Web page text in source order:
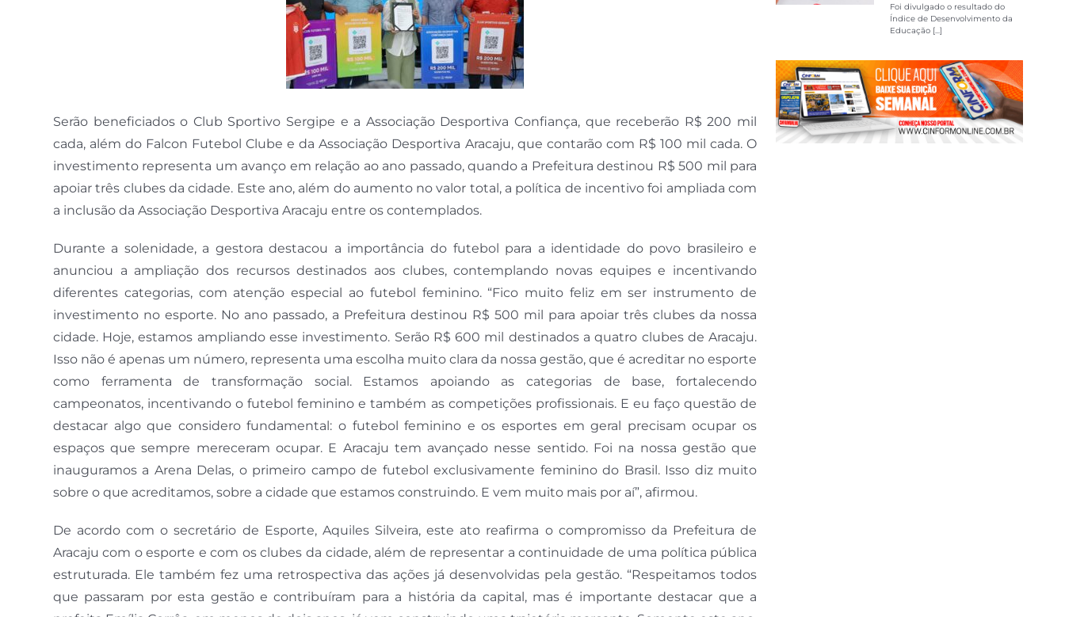
Serão beneficiados o Club Sportivo Sergipe e a Associação Desportiva Confiança, que receberão R$ 200 mil
cada, além do Falcon Futebol Clube e da Associação Desportiva Aracaju, que contarão com R$ 100 mil cada. O
investimento representa um avanço em relação ao ano passado, quando a Prefeitura destinou R$ 500 mil para
apoiar três clubes da cidade. Este ano, além do aumento no valor total, a política de incentivo foi ampliada com
a inclusão da Associação Desportiva Aracaju entre os contemplados.
Durante a solenidade, a gestora destacou a importância do futebol para a identidade do povo brasileiro e
anunciou a ampliação dos recursos destinados aos clubes, contemplando novas equipes e incentivando
diferentes categorias, com atenção especial ao futebol feminino. “Fico muito feliz em ser instrumento de
investimento no esporte. No ano passado, a Prefeitura destinou R$ 500 mil para apoiar três clubes da nossa
cidade. Hoje, estamos ampliando esse investimento. Serão R$ 600 mil destinados a quatro clubes de Aracaju.
Isso não é apenas um número, representa uma escolha muito clara da nossa gestão, que é acreditar no esporte
como ferramenta de transformação social. Estamos apoiando as categorias de base, fortalecendo
campeonatos, incentivando o futebol feminino e também as competições profissionais. E eu faço questão de
destacar algo que considero fundamental: o futebol feminino e os esportes em geral precisam ocupar os
espaços que sempre mereceram ocupar. E Aracaju tem avançado nesse sentido. Foi na nossa gestão que
inauguramos a Arena Delas, o primeiro campo de futebol exclusivamente feminino do Brasil. Isso diz muito
sobre o que acreditamos, sobre a cidade que estamos construindo. E vem muito mais por aí”, afirmou.
De acordo com o secretário de Esporte, Aquiles Silveira, este ato reafirma o compromisso da Prefeitura de
Aracaju com o esporte e com os clubes da cidade, além de representar a continuidade de uma política pública
estruturada. Ele também fez uma retrospectiva das ações já desenvolvidas pela gestão. “Respeitamos todos
que passaram por esta gestão e contribuíram para a história da capital, mas é importante destacar que a
Foi divulgado o resultado do
Índice de Desenvolvimento da
Educação [...]